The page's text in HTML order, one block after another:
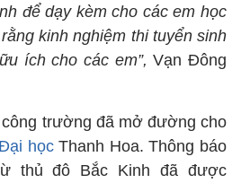
để dạy kèm cho các em học
kinh nghiệm thi tuyển sinh
ích cho các em”, Vạn Đông
trường đã mở đường cho
họcThanh Hoa. Thông báo
thủ đô Bắc Kinh đã được